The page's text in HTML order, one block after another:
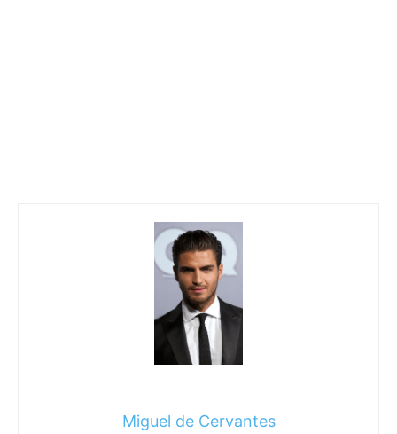
Miguel de Cervantes